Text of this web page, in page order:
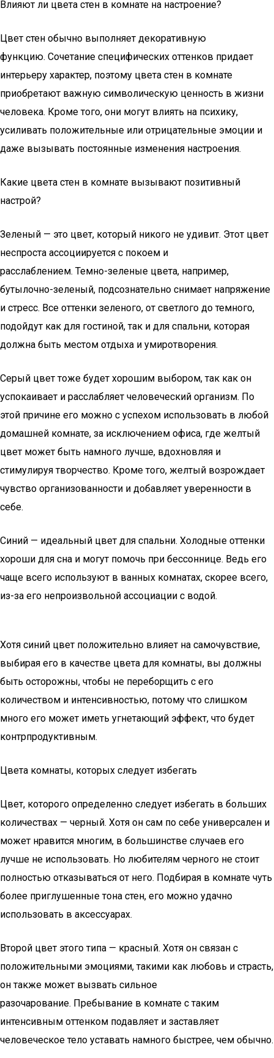
Влияют ли цвета стен в комнате на настроение?
Цвет стен обычно выполняет декоративную
функцию. Сочетание специфических оттенков придает
интерьеру характер, поэтому цвета стен в комнате
приобретают важную символическую ценность в жизни
человека. Кроме того, они могут влиять на психику,
усиливать положительные или отрицательные эмоции и
даже вызывать постоянные изменения настроения.
Какие цвета стен в комнате вызывают позитивный
настрой?
Зеленый — это цвет, который никого не удивит. Этот цвет
неспроста ассоциируется с покоем и
расслаблением. Темно-зеленые цвета, например,
бутылочно-зеленый, подсознательно снимает напряжение
и стресс. Все оттенки зеленого, от светлого до темного,
подойдут как для гостиной, так и для спальни, которая
должна быть местом отдыха и умиротворения.
Серый цвет тоже будет хорошим выбором, так как он
успокаивает и расслабляет человеческий организм. По
этой причине его можно с успехом использовать в любой
домашней комнате, за исключением офиса, где желтый
цвет может быть намного лучше, вдохновляя и
стимулируя творчество. Кроме того, желтый возрождает
чувство организованности и добавляет уверенности в
себе.
Синий — идеальный цвет для спальни. Холодные оттенки
хороши для сна и могут помочь при бессоннице. Ведь его
чаще всего используют в ванных комнатах, скорее всего,
из-за его непроизвольной ассоциации с водой.
Хотя синий цвет положительно влияет на самочувствие,
выбирая его в качестве цвета для комнаты, вы должны
быть осторожны, чтобы не переборщить с его
количеством и интенсивностью, потому что слишком
много его может иметь угнетающий эффект, что будет
контрпродуктивным.
Цвета комнаты, которых следует избегать
Цвет, которого определенно следует избегать в больших
количествах — черный. Хотя он сам по себе универсален и
может нравится многим, в большинстве случаев его
лучше не использовать. Но любителям черного не стоит
полностью отказываться от него. Подбирая в комнате чуть
более приглушенные тона стен, его можно удачно
использовать в аксессуарах.
Второй цвет этого типа — красный. Хотя он связан с
положительными эмоциями, такими как любовь и страсть,
он также может вызвать сильное
разочарование. Пребывание в комнате с таким
интенсивным оттенком подавляет и заставляет
человеческое тело уставать намного быстрее, чем обычно.